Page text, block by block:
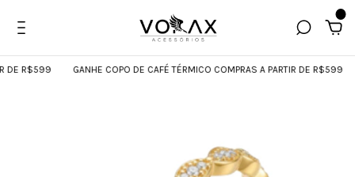
R$599 GANHE COPO DE CAFÉ TÉRMICO COMPRAS A PARTIR DE R$599